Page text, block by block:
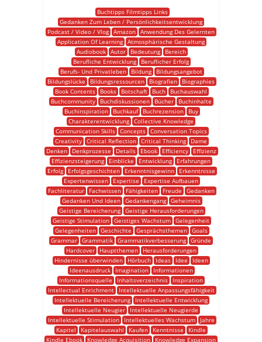
Buchtipps Filmtipps Links
Gedanken Zum Leben / Persönlichkeitsentwicklung
Podcast / Video / Vlog Amazon Anwendung Des Gelernten
Application Of Learning Atmosphärische Gestaltung
Audiobook
Autor Bedeutung
Bereich
Berufliche Entwicklung
Beruflicher Erfolg
Berufs- Und Privatleben
Bildung
Bildungsangebot
Bildungslücke
Bildungsressourcen Biografien
Biographies
Book Contents
Books Botschaft Buch
Buchauswahl
Buchcommunity
Buchdiskussionen Bücher
Buchinhalte
Buchinspiration
Buchkauf Buchrezension
Buy
Charakterentwicklung Collective Knowledge
Communication Skills
Concepts
Conversation Topics
Creativity Critical Reflection Critical Thinking
Dame
Denken
Denkprozesse Details Ebook Efficiency
Effizienz
Effizienzsteigerung
Einblicke Entwicklung
Erfahrungen
Erfolg
Erfolgsgeschichten Erkenntnisgewinn
Erkenntnisse
Expertenwissen
Expertise
Expertise Aufbauen
Fachliteratur
Fachwissen Fähigkeiten Freude
Gedanken
Gedanken Und Ideen
Gedankengang
Geheimnis
Geistige Bereicherung
Geistige Herausforderungen
Geistige Stimulation Geistiges Wachstum Gelegenheit
Gelegenheiten
Geschichte Gesprächsthemen
Goals
Grammar Grammatik Grammatikverbesserung Gründe
Hardcover
Hauptthemen
Herausforderungen
Hindernisse überwinden
Hörbuch Ideas Idee
Ideen
Ideenausdruck
Imagination
Informationen
Informationsquelle
Inhaltsverzeichnis
Inspiration
Intellectual Enrichment
Intellektuelle Anpassungsfähigkeit
Intellektuelle Bereicherung
Intellektuelle Entwicklung
Intellektuelle Neugier
Intellektuelle Neugierde
Intellektuelle Stimulation
Intellektuelles Wachstum
Jahre
Kapitel
Kapitelauswahl Kaufen Kenntnisse
Kindle
Kindle Ebook
Knowledge Acquisition
Knowledge Expansion